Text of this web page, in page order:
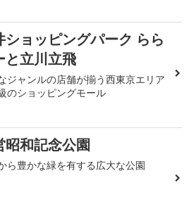
ショッピングパーク らら
と立川立飛
ジャンルの店舗が揃う西東京エリア
のショッピングモール
昭和記念公園
ら豊かな緑を有する広大な公園